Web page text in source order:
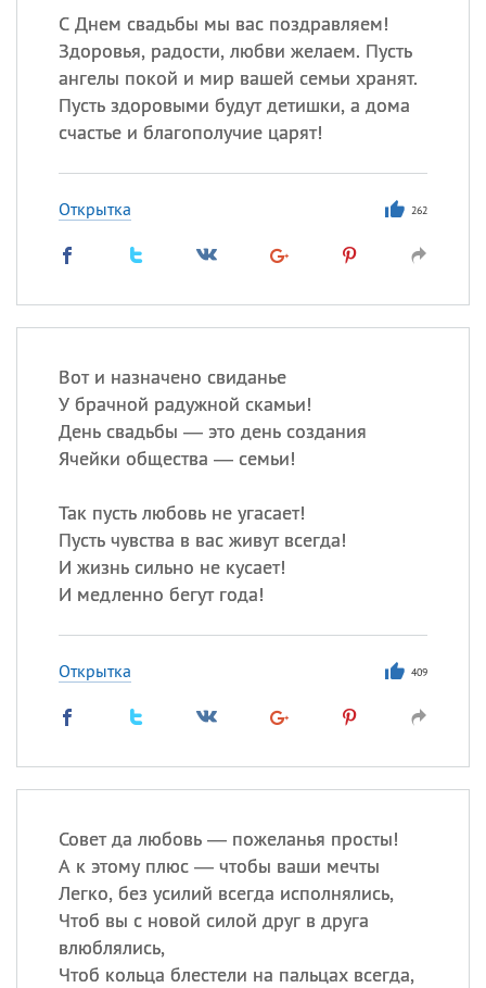
С Днем свадьбы мы вас поздравляем!
Здоровья, радости, любви желаем. Пусть
ангелы покой и мир вашей семьи хранят.
Пусть здоровыми будут детишки, а дома
счастье и благополучие царят!
Открытка 262
Вот и назначено свиданье
У брачной радужной скамьи!
День свадьбы — это день создания
Ячейки общества — семьи!
Так пусть любовь не угасает!
Пусть чувства в вас живут всегда!
И жизнь сильно не кусает!
И медленно бегут года!
Открытка 409
Совет да любовь — пожеланья просты!
А к этому плюс — чтобы ваши мечты
Легко, без усилий всегда исполнялись,
Чтоб вы с новой силой друг в друга
влюблялись,
Чтоб кольца блестели на пальцах всегда,